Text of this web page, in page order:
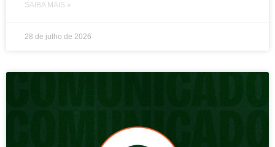
SAIBA MAIS »
28 de julho de 2026